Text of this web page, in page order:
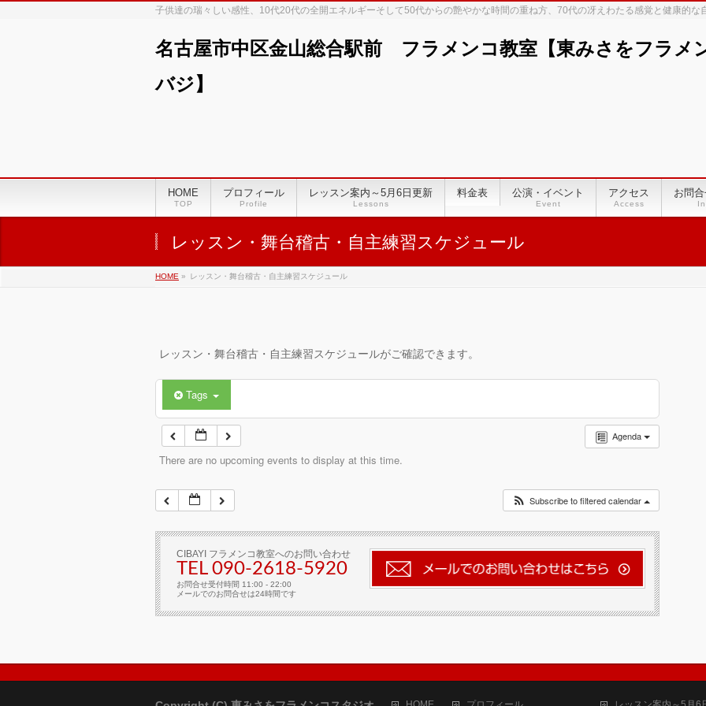
子供達の瑞々しい感性、10代20代の全開エネルギーそして50代からの艶やかな時間の重ね方、70代の冴えわたる感覚と健康的な
名古屋市中区金山総合駅前 フラメンコ教室【東みさをフラメ
バジ】
HOME
TOP
プロフィール
Profile
レッスン案内～5月6日更新
Lessons
料金表 公演・イベント
Event
アクセス
Access
お問
レッスン・舞台稽古・自主練習スケジュール
HOME » レッスン・舞台稽古・自主練習スケジュール
レッスン・舞台稽古・自主練習スケジュールがご確認できます。
Tags
Agenda
There are no upcoming events to display at this time.
Subscribe to filtered calendar
CIBAYI フラメンコ教室へのお問い合わせ
TEL 090-2618‐5920
お問合せ受付時間 11:00 - 22:00
メールでのお問合せは24時間です